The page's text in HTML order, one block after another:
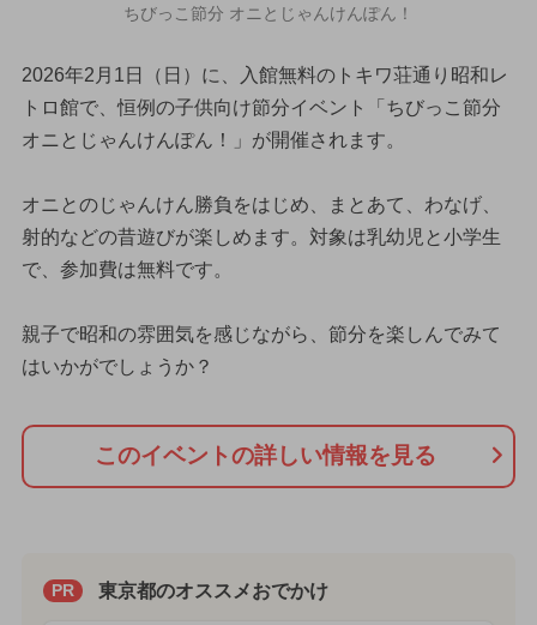
ちびっこ節分 オニとじゃんけんぽん！
2026年2月1日（日）に、入館無料のトキワ荘通り昭和レ
トロ館で、恒例の子供向け節分イベント「ちびっこ節分
オニとじゃんけんぽん！」が開催されます。
オニとのじゃんけん勝負をはじめ、まとあて、わなげ、
射的などの昔遊びが楽しめます。対象は乳幼児と小学生
で、参加費は無料です。
親子で昭和の雰囲気を感じながら、節分を楽しんでみて
はいかがでしょうか？
このイベントの詳しい情報を見る
PR 東京都のオススメおでかけ